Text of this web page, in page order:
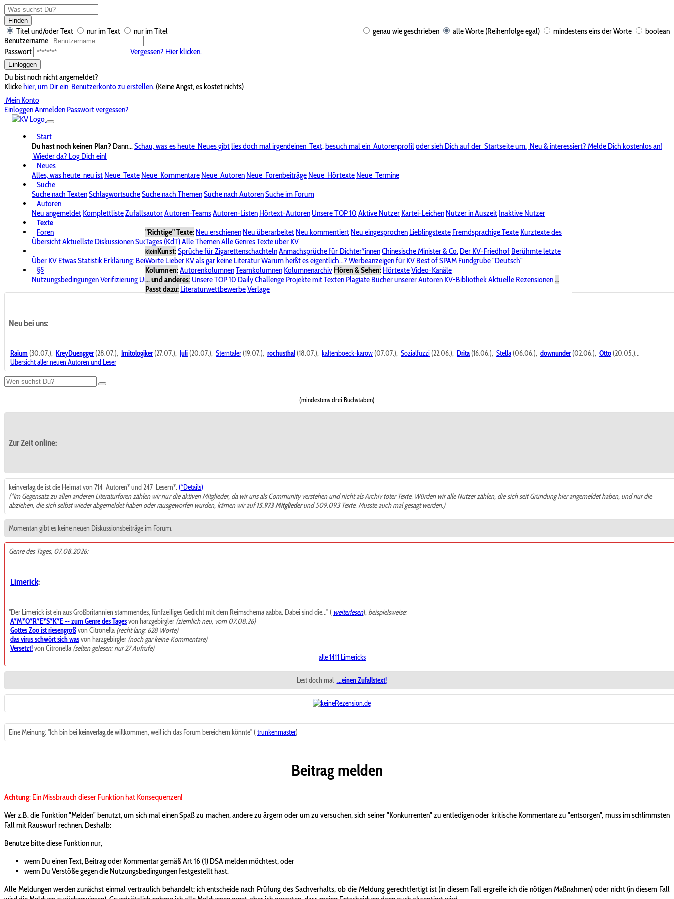
Finden
genau wie geschrieben alle Worte (Reihenfolge egal) mindestens eins der Worte boolean
Titel und/oder Text nur im Text
nur im Titel
Benutzername
Passwort
Vergessen? Hier klicken.
Einloggen
Du bist noch nicht angemeldet?
Klickehier, um Dir ein Benutzerkonto zu erstellen. (Keine Angst, es kostet nichts)
Mein Konto
EinloggenAnmelden Passwort vergessen?
Start
Du hast noch keinen Plan? Dann...Schau, was es heute Neues gibtlies doch mal irgendeinen Text,besuch mal ein Autorenprofiloder sieh Dich auf der Startseite um. Neu & interessiert? Melde Dich kostenlos an!
Wieder da? Log Dich ein!
Neues
Alles, was heute neu ist Neue Texte Neue Kommentare Neue Autoren Neue Forenbeiträge Neue Hörtexte Neue Termine
Suche
Suche nach TextenSchlagwortsucheSuche nach ThemenSuche nach AutorenSuche im Forum
Autoren
Neu angemeldet KomplettlisteZufallsautorAutoren-TeamsAutoren-Listen Hörtext-Autoren Unsere TOP 10 Aktive Nutzer Kartei-Leichen Nutzer in Auszeit Inaktive Nutzer
Texte
"Richtige" Texte: Neu erschienen Neu überarbeitet Neu kommentiert Neu eingesprochen Lieblingstexte Fremdsprachige Texte Kurztexte des
Tages (KdT)Alle ThemenAlle GenresTexte über KV
kleinKunst:Sprüche für ZigarettenschachtelnAnmachsprüche für Dichter*innenChinesische Minister & Co. Der KV-Friedhof Berühmte letzte
Worte Lieber KV als gar keine LiteraturWarum heißt es eigentlich...? Werbeanzeigen für KV Best of SPAM Fundgrube "Deutsch"
Kolumnen:AutorenkolumnenTeamkolumnen Kolumnenarchiv Hören & Sehen: HörtexteVideo-Kanäle
... und anderes: Unsere TOP 10 Daily Challenge Projekte mit Texten Plagiate Bücher unserer Autoren KV-BibliothekAktuelle Rezensionen...
Passt dazu: LiteraturwettbewerbeVerlage
Foren
ÜbersichtAktuellste DiskussionenSuche im ForumBereich "KV-Board"Bereich "Literatur & Schreiberei"
Über KV Etwas Statistik Erklärung: BenutzersymboleSpende für KV Unsere SpenderlisteAlle Wege führen zu KVPasswort vergessen?
§§
NutzungsbedingungenVerifizierung UrheberrechtAvatare & BilderStalkingDatenschutzerklärungImpressum
Neu bei uns:
Raium (30.07.), KreyDuengger(28.07.), Imitologiker(27.07.), Juli (20.07.), Sterntaler (19.07.), rochusthal (18.07.), kaltenboeck-karow (07.07.), Sozialfuzzi (22.06.), Drita (16.06.), Stella (06.06.), downunder(02.06.), Otto (20.05.)...
Übersicht aller neuen Autoren und Leser
(mindestens drei Buchstaben)
Zur Zeit online:
keinverlag.de ist die Heimat von 714 Autoren* und 247 Lesern*. (*Details)
(*Im Gegensatz zu allen anderen Literaturforen zählen wir nur die aktiven Mitglieder, da wir uns als Community verstehen und nicht als Archiv toter Texte. Würden wir alle Nutzer zählen, die sich seit Gründung hier angemeldet haben, und nur die
abziehen, die sich selbst wieder abgemeldet haben oder rausgeworfen wurden, kämen wir auf15.973 Mitgliederund 509.093 Texte. Musste auch mal gesagt werden.)
Momentan gibt es keine neuen Diskussionsbeiträge im Forum.
Genre des Tages, 07.08.2026:
Limerick:
"Der Limerick ist ein aus Großbritannien stammendes, fünfzeiliges Gedicht mit dem Reimschema aabba. Dabei sind die..." ( weiterlesen),beispielsweise:
A*M*O*R*E*S*K*E -- zum Genre des Tagesvon harzgebirgler (ziemlich neu, vom 07.08.26)
Gottes Zoo ist riesengroßvon Citronella (recht lang: 628 Worte)
das virus schwört sich wasvon harzgebirgler (noch gar keine Kommentare)
Versetzt!von Citronella (selten gelesen: nur 27 Aufrufe)
alle 1411 Limericks
Lest doch mal ...einen Zufallstext!
Eine Meinung: "Ich bin bei keinverlag.dewillkommen, weil ich das Forum bereichern könnte" (trunkenmaster)
Beitrag melden
Achtung: Ein Missbrauch dieser Funktion hat Konsequenzen!
Wer z.B. die Funktion "Melden" benutzt, um sich mal einen Spaß zu machen, andere zu ärgern oder um zu versuchen, sich seiner "Konkurrenten" zu entledigen oder kritische Kommentare zu "entsorgen", muss im schlimmsten
Fall mit Rauswurf rechnen. Deshalb:
Benutze bitte diese Funktion nur,
wenn Du einen Text, Beitrag oder Kommentar gemäß Art 16 (1) DSA melden möchtest, oder
wenn Du Verstöße gegen die Nutzungsbedingungen festgestellt hast.
Alle Meldungen werden zunächst einmal vertraulich behandelt; ich entscheide nach Prüfung des Sachverhalts, ob die Meldung gerechtfertigt ist (in diesem Fall ergreife ich die nötigen Maßnahmen) oder nicht (in diesem Fall